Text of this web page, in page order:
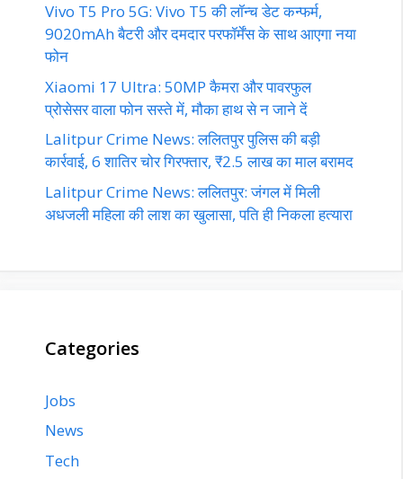
Vivo T5 Pro 5G: Vivo T5 की लॉन्च डेट कन्फर्म,
9020mAh बैटरी और दमदार परफॉर्मेंस के साथ आएगा नया
फोन
Xiaomi 17 Ultra: 50MP कैमरा और पावरफुल
प्रोसेसर वाला फोन सस्ते में, मौका हाथ से न जाने दें
Lalitpur Crime News: ललितपुर पुलिस की बड़ी
कार्रवाई, 6 शातिर चोर गिरफ्तार, ₹2.5 लाख का माल बरामद
Lalitpur Crime News: ललितपुर: जंगल में मिली
अधजली महिला की लाश का खुलासा, पति ही निकला हत्यारा
Categories
Jobs
News
Tech